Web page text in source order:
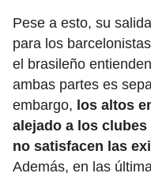
Pese a esto, su
para los
el brasileño
ambas partes es
embargo, los altos
alejado a los
no satisfacen las
Además, en las